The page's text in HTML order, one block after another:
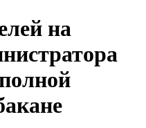
на